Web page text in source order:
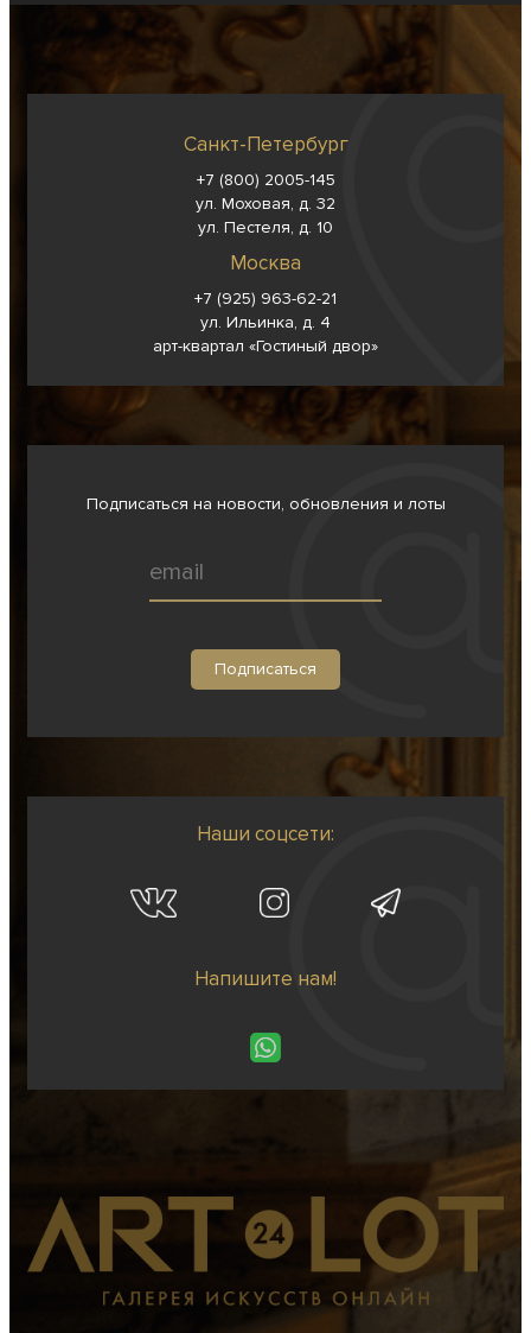
Санкт-Петербург
+7 (800) 2005-145
ул. Моховая, д. 32
ул. Пестеля, д. 10
Москва
+7 (925) 963-62-21
ул. Ильинка, д. 4
арт-квартал «Гостиный двор»
Подписаться на новости, обновления и лоты
Наши соцсети:
Напишите нам!